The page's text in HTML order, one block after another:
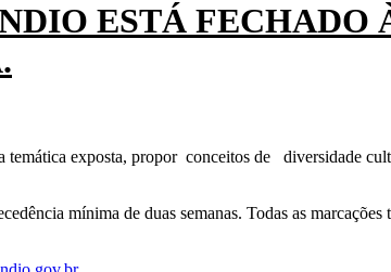
ESTÁ FECHADO
exposta, propor conceitos de diversidade
mínima de duas semanas. Todas as